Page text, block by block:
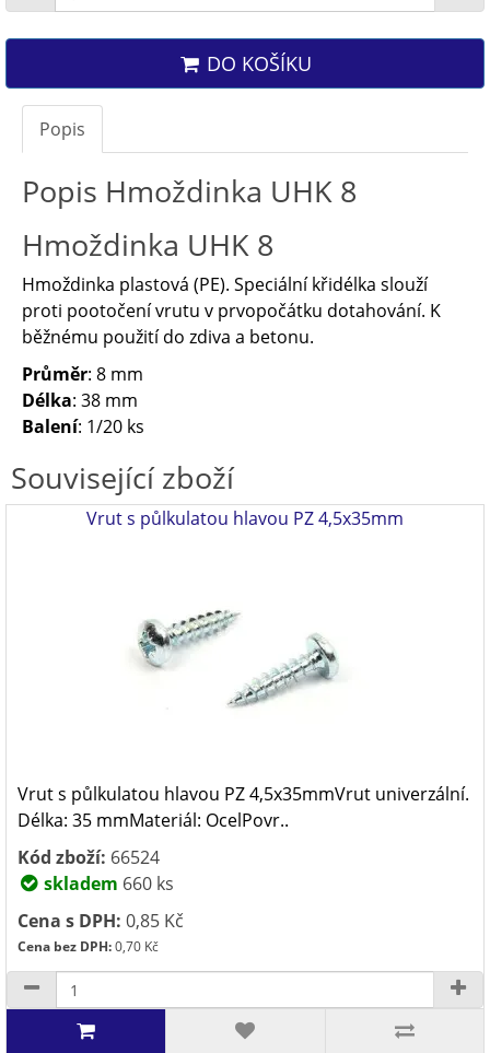
DO KOŠÍKU
Popis
Popis Hmoždinka UHK 8
Hmoždinka UHK 8
Hmoždinka plastová (PE). Speciální křidélka slouží
proti pootočení vrutu v prvopočátku dotahování. K
běžnému použití do zdiva a betonu.
Průměr: 8 mm
Délka: 38 mm
Balení: 1/20 ks
Související zboží
Vrut s půlkulatou hlavou PZ 4,5x35mm
Vrut s půlkulatou hlavou PZ 4,5x35mmVrut univerzální.
Délka: 35 mmMateriál: OcelPovr..
Kód zboží: 66524
skladem 660 ks
Cena s DPH: 0,85 Kč
Cena bez DPH:0,70 Kč